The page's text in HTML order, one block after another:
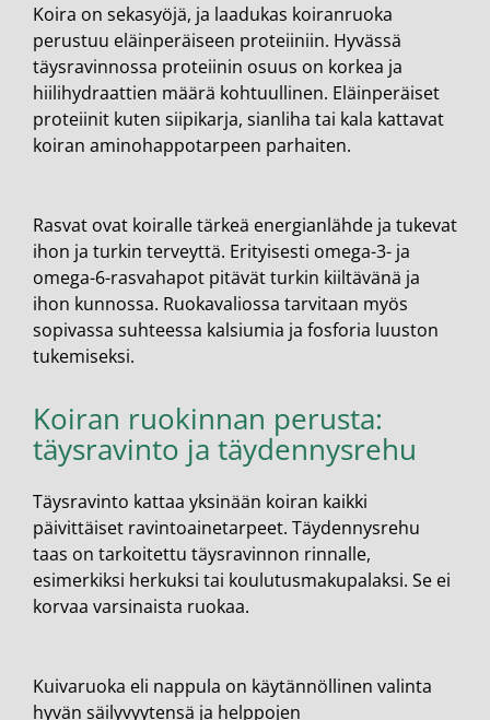
Koira on sekasyöjä, ja laadukas koiranruoka
perustuu eläinperäiseen proteiiniin. Hyvässä
täysravinnossa proteiinin osuus on korkea ja
hiilihydraattien määrä kohtuullinen. Eläinperäiset
proteiinit kuten siipikarja, sianliha tai kala kattavat
koiran aminohappotarpeen parhaiten.
Rasvat ovat koiralle tärkeä energianlähde ja tukevat
ihon ja turkin terveyttä. Erityisesti omega-3- ja
omega-6-rasvahapot pitävät turkin kiiltävänä ja
ihon kunnossa. Ruokavaliossa tarvitaan myös
sopivassa suhteessa kalsiumia ja fosforia luuston
tukemiseksi.
Koiran ruokinnan perusta:
täysravinto ja täydennysrehu
Täysravinto kattaa yksinään koiran kaikki
päivittäiset ravintoainetarpeet. Täydennysrehu
taas on tarkoitettu täysravinnon rinnalle,
esimerkiksi herkuksi tai koulutusmakupalaksi. Se ei
korvaa varsinaista ruokaa.
Kuivaruoka eli nappula on käytännöllinen valinta
hyvän säilyvyytensä ja helppojen